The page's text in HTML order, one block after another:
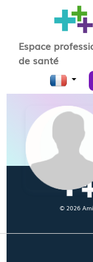
Espace
de santé
© 2026